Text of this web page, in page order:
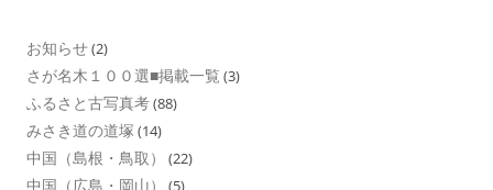
お知らせ(2)
さが名木１００選■掲載一覧 (3)
ふるさと古写真考(88)
みさき道の道塚 (14)
中国（島根・鳥取） (22)
中国（広島・岡山） (5)